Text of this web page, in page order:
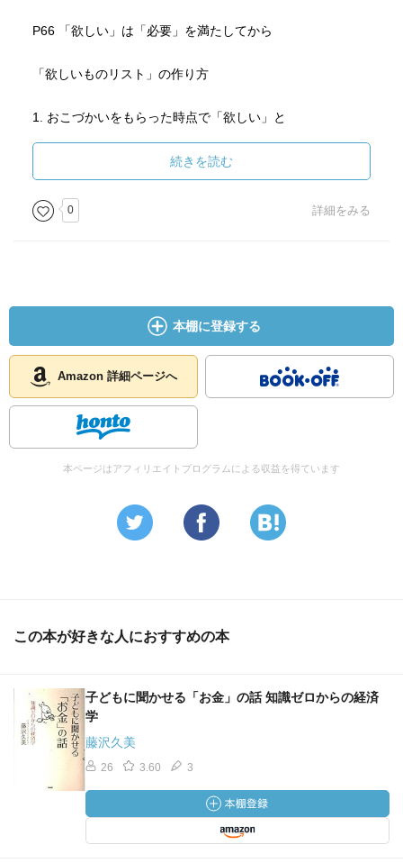
P66 「欲しい」は「必要」を満たしてから
「欲しいものリスト」の作り方
1. おこづかいをもらった時点で「欲しい」と
2. 店頭やチラシ、ネットなどを使い、
それぞれの値段を調べる
3. ニーズとウォンツをよく考えて、解体順序を決める
P69 消費、浪費、投資の「家計三分法」
続きを読む
0 詳細をみる
本棚に登録する
Amazon 詳細ページへ
本ページはアフィリエイトプログラムによる収益を得ています
この本が好きな人におすすめの本
子どもに聞かせる「お金」の話 知識ゼロからの経済
学
藤沢久美
26 3.60 3